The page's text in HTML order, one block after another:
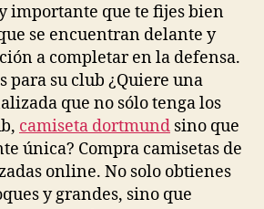
importante que te fijes bien
se encuentran delante y
a completar en la defensa.
para su club ¿Quiere una
que no sólo tenga los
camiseta dortmund sino que
única? Compra camisetas de
online. No solo obtienes
y grandes, sino que